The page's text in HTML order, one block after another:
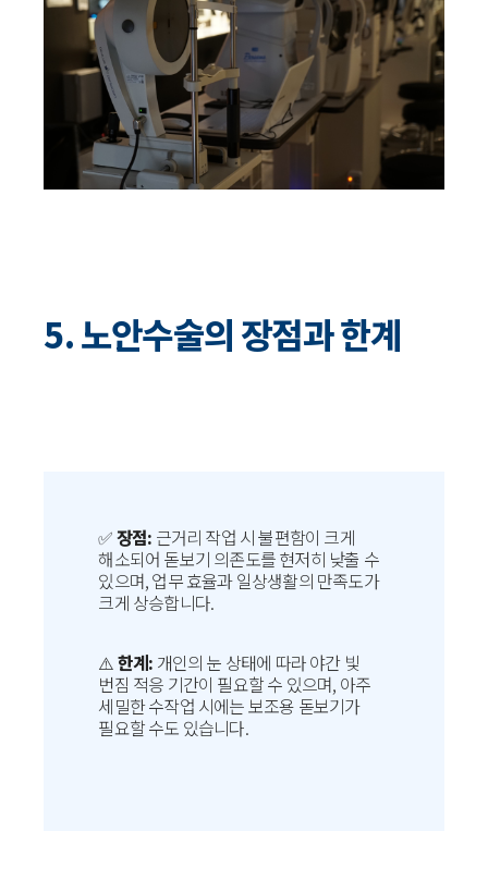
5. 노안수술의 장점과 한계
✅장점: 근거리 작업 시 불편함이 크게
해소되어 돋보기 의존도를 현저히 낮출 수
있으며, 업무 효율과 일상생활의 만족도가
크게 상승합니다.
⚠️한계: 개인의 눈 상태에 따라 야간 빛
번짐 적응 기간이 필요할 수 있으며, 아주
세밀한 수작업 시에는 보조용 돋보기가
필요할 수도 있습니다.